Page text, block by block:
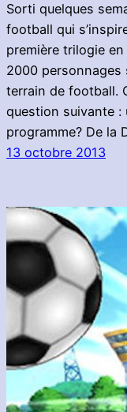
Sorti quelques
football qui
première trilogie
2000 personnages
terrain de football.
question suivante :
programme? De la
13 octobre 2013